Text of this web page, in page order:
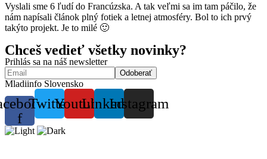
Vyslali sme 6 ľudí do Francúzska. A tak veľmi sa im tam páčilo, že
nám napísali článok plný fotiek a letnej atmosféry. Bol to ich prvý
takýto projekt. Je to milé 🙂
Chceš vedieť všetky novinky?
Prihlás sa na náš newsletter
Mladiinfo Slovensko
f
TwitterYoutubeLinkedinInstagram